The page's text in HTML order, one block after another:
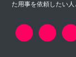
た用事を依頼したい